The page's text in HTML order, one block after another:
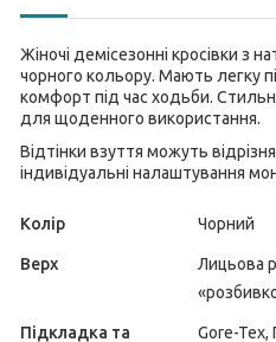
Жіночі демісезонні кросівки з
чорного кольору. Мають легку
комфорт під час ходьби.
для щоденного використання.
Відтінки взуття можуть
індивідуальні налаштування
Колір Чорний
Верх
Лицьова
Підкладка та
Gore-Tex,